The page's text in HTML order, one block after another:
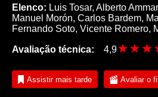
Elenco: Luis Tosar, Alberto
Manuel Morón, Carlos Bardem,
Fernando Soto, Vicente Romero,
Avaliação técnica: 4,9
Assistir mais tarde Avaliar o